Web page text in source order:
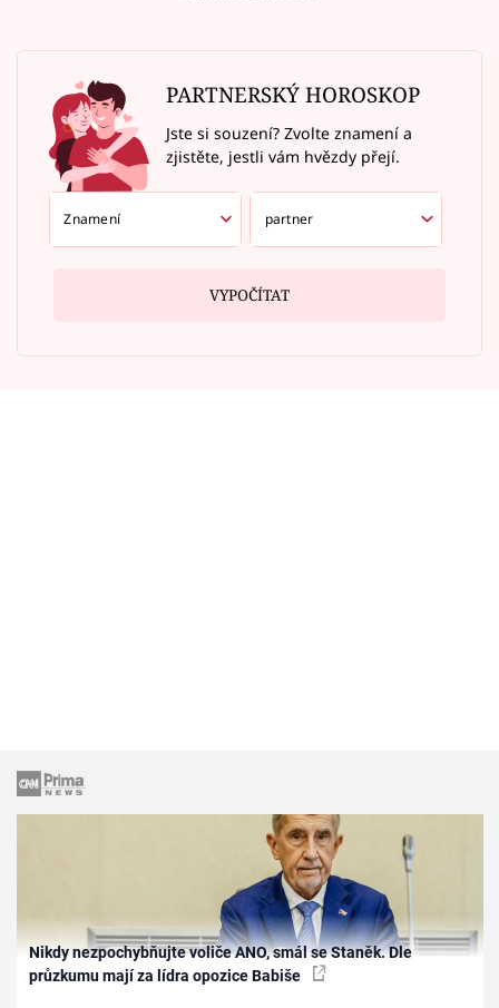
PARTNERSKÝ HOROSKOP
Jste si souzení? Zvolte znamení a
zjistěte, jestli vám hvězdy přejí.
VYPOČÍTAT
Nikdy nezpochybňujte voliče ANO, smál se Staněk. Dle
průzkumu mají za lídra opozice Babiše